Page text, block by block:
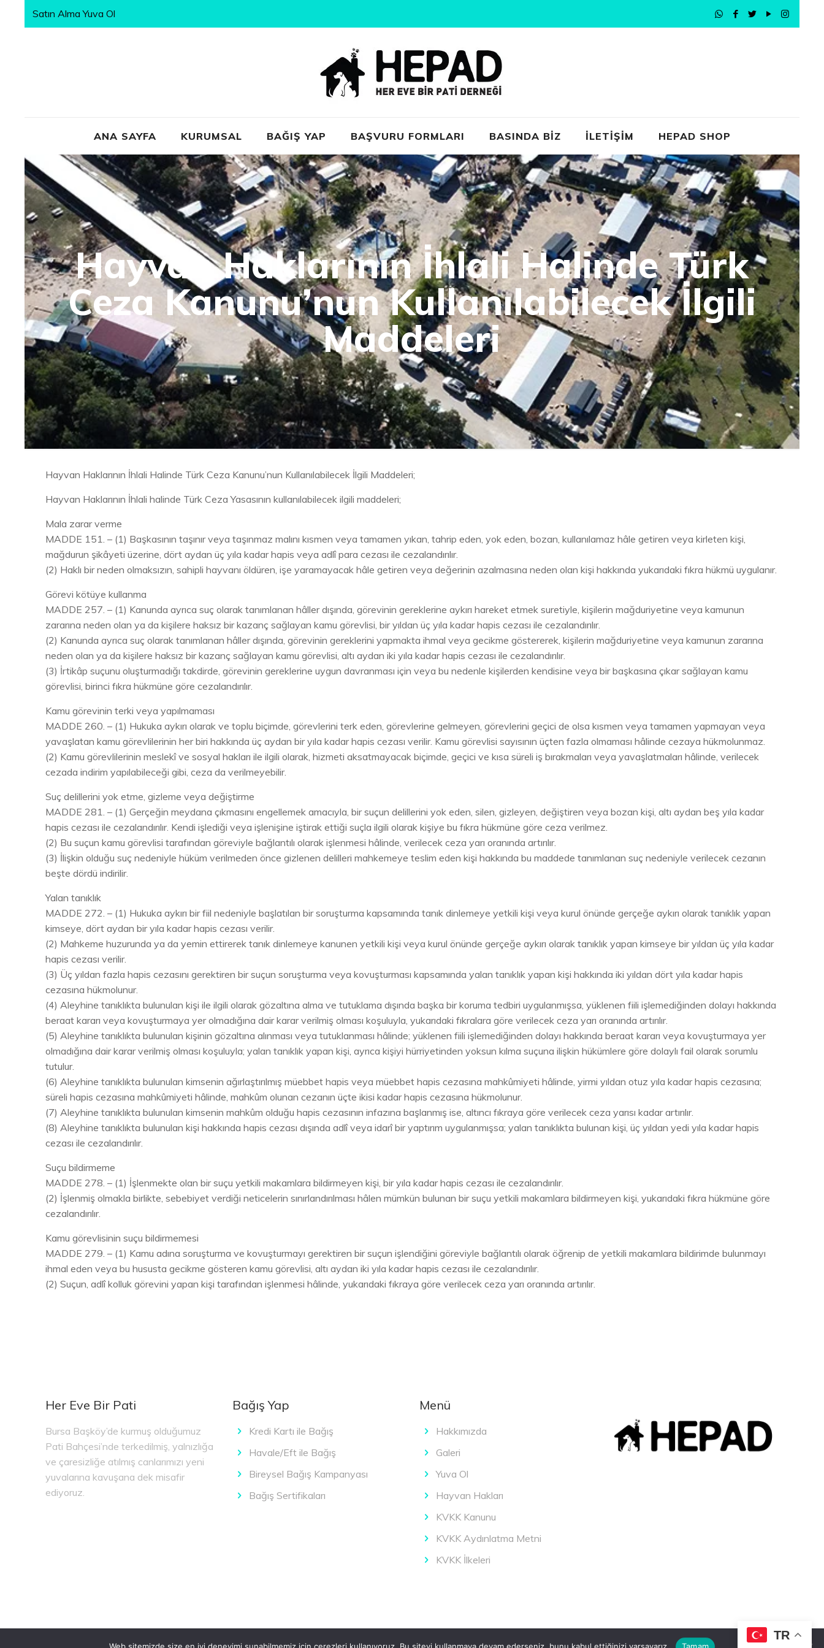
Satın Alma Yuva Ol
ANA SAYFA KURUMSAL BAĞIŞ YAP BAŞVURU FORMLARI BASINDA BİZ İLETİŞİM HEPAD SHOP
Hayvan Haklarının İhlali Halinde Türk
Ceza Kanunu’nun Kullanılabilecek İlgili
Maddeleri
Hayvan Haklarının İhlali Halinde Türk Ceza Kanunu’nun Kullanılabilecek İlgili Maddeleri;
Hayvan Haklarının İhlali halinde Türk Ceza Yasasının kullanılabilecek ilgili maddeleri;
Mala zarar verme
MADDE 151. – (1) Başkasının taşınır veya taşınmaz malını kısmen veya tamamen yıkan, tahrip eden, yok eden, bozan, kullanılamaz hâle getiren veya kirleten kişi,
mağdurun şikâyeti üzerine, dört aydan üç yıla kadar hapis veya adlî para cezası ile cezalandırılır.
(2) Haklı bir neden olmaksızın, sahipli hayvanı öldüren, işe yaramayacak hâle getiren veya değerinin azalmasına neden olan kişi hakkında yukarıdaki fıkra hükmü uygulanır.
Görevi kötüye kullanma
MADDE 257. – (1) Kanunda ayrıca suç olarak tanımlanan hâller dışında, görevinin gereklerine aykırı hareket etmek suretiyle, kişilerin mağduriyetine veya kamunun
zararına neden olan ya da kişilere haksız bir kazanç sağlayan kamu görevlisi, bir yıldan üç yıla kadar hapis cezası ile cezalandırılır.
(2) Kanunda ayrıca suç olarak tanımlanan hâller dışında, görevinin gereklerini yapmakta ihmal veya gecikme göstererek, kişilerin mağduriyetine veya kamunun zararına
neden olan ya da kişilere haksız bir kazanç sağlayan kamu görevlisi, altı aydan iki yıla kadar hapis cezası ile cezalandırılır.
(3) İrtikâp suçunu oluşturmadığı takdirde, görevinin gereklerine uygun davranması için veya bu nedenle kişilerden kendisine veya bir başkasına çıkar sağlayan kamu
görevlisi, birinci fıkra hükmüne göre cezalandırılır.
Kamu görevinin terki veya yapılmaması
MADDE 260. – (1) Hukuka aykırı olarak ve toplu biçimde, görevlerini terk eden, görevlerine gelmeyen, görevlerini geçici de olsa kısmen veya tamamen yapmayan veya
yavaşlatan kamu görevlilerinin her biri hakkında üç aydan bir yıla kadar hapis cezası verilir. Kamu görevlisi sayısının üçten fazla olmaması hâlinde cezaya hükmolunmaz.
(2) Kamu görevlilerinin meslekî ve sosyal hakları ile ilgili olarak, hizmeti aksatmayacak biçimde, geçici ve kısa süreli iş bırakmaları veya yavaşlatmaları hâlinde, verilecek
cezada indirim yapılabileceği gibi, ceza da verilmeyebilir.
Suç delillerini yok etme, gizleme veya değiştirme
MADDE 281. – (1) Gerçeğin meydana çıkmasını engellemek amacıyla, bir suçun delillerini yok eden, silen, gizleyen, değiştiren veya bozan kişi, altı aydan beş yıla kadar
hapis cezası ile cezalandırılır. Kendi işlediği veya işlenişine iştirak ettiği suçla ilgili olarak kişiye bu fıkra hükmüne göre ceza verilmez.
(2) Bu suçun kamu görevlisi tarafından göreviyle bağlantılı olarak işlenmesi hâlinde, verilecek ceza yarı oranında artırılır.
(3) İlişkin olduğu suç nedeniyle hüküm verilmeden önce gizlenen delilleri mahkemeye teslim eden kişi hakkında bu maddede tanımlanan suç nedeniyle verilecek cezanın
beşte dördü indirilir.
Yalan tanıklık
MADDE 272. – (1) Hukuka aykırı bir fiil nedeniyle başlatılan bir soruşturma kapsamında tanık dinlemeye yetkili kişi veya kurul önünde gerçeğe aykırı olarak tanıklık yapan
kimseye, dört aydan bir yıla kadar hapis cezası verilir.
(2) Mahkeme huzurunda ya da yemin ettirerek tanık dinlemeye kanunen yetkili kişi veya kurul önünde gerçeğe aykırı olarak tanıklık yapan kimseye bir yıldan üç yıla kadar
hapis cezası verilir.
(3) Üç yıldan fazla hapis cezasını gerektiren bir suçun soruşturma veya kovuşturması kapsamında yalan tanıklık yapan kişi hakkında iki yıldan dört yıla kadar hapis
cezasına hükmolunur.
(4) Aleyhine tanıklıkta bulunulan kişi ile ilgili olarak gözaltına alma ve tutuklama dışında başka bir koruma tedbiri uygulanmışsa, yüklenen fiili işlemediğinden dolayı hakkında
beraat kararı veya kovuşturmaya yer olmadığına dair karar verilmiş olması koşuluyla, yukarıdaki fıkralara göre verilecek ceza yarı oranında artırılır.
(5) Aleyhine tanıklıkta bulunulan kişinin gözaltına alınması veya tutuklanması hâlinde; yüklenen fiili işlemediğinden dolayı hakkında beraat kararı veya kovuşturmaya yer
olmadığına dair karar verilmiş olması koşuluyla; yalan tanıklık yapan kişi, ayrıca kişiyi hürriyetinden yoksun kılma suçuna ilişkin hükümlere göre dolaylı fail olarak sorumlu
tutulur.
(6) Aleyhine tanıklıkta bulunulan kimsenin ağırlaştırılmış müebbet hapis veya müebbet hapis cezasına mahkûmiyeti hâlinde, yirmi yıldan otuz yıla kadar hapis cezasına;
süreli hapis cezasına mahkûmiyeti hâlinde, mahkûm olunan cezanın üçte ikisi kadar hapis cezasına hükmolunur.
(7) Aleyhine tanıklıkta bulunulan kimsenin mahkûm olduğu hapis cezasının infazına başlanmış ise, altıncı fıkraya göre verilecek ceza yarısı kadar artırılır.
(8) Aleyhine tanıklıkta bulunulan kişi hakkında hapis cezası dışında adlî veya idarî bir yaptırım uygulanmışsa; yalan tanıklıkta bulunan kişi, üç yıldan yedi yıla kadar hapis
cezası ile cezalandırılır.
Suçu bildirmeme
MADDE 278. – (1) İşlenmekte olan bir suçu yetkili makamlara bildirmeyen kişi, bir yıla kadar hapis cezası ile cezalandırılır.
(2) İşlenmiş olmakla birlikte, sebebiyet verdiği neticelerin sınırlandırılması hâlen mümkün bulunan bir suçu yetkili makamlara bildirmeyen kişi, yukarıdaki fıkra hükmüne göre
cezalandırılır.
Kamu görevlisinin suçu bildirmemesi
MADDE 279. – (1) Kamu adına soruşturma ve kovuşturmayı gerektiren bir suçun işlendiğini göreviyle bağlantılı olarak öğrenip de yetkili makamlara bildirimde bulunmayı
ihmal eden veya bu hususta gecikme gösteren kamu görevlisi, altı aydan iki yıla kadar hapis cezası ile cezalandırılır.
(2) Suçun, adlî kolluk görevini yapan kişi tarafından işlenmesi hâlinde, yukarıdaki fıkraya göre verilecek ceza yarı oranında artırılır.
Her Eve Bir Pati
Bursa Başköy’de kurmuş olduğumuz
Pati Bahçesi’nde terkedilmiş, yalnızlığa
ve çaresizliğe atılmış canlarımızı yeni
yuvalarına kavuşana dek misafir
ediyoruz.
Bağış Yap
Kredi Kartı ile Bağış
Havale/Eft ile Bağış
Bireysel Bağış Kampanyası
Bağış Sertifikaları
Menü
Hakkımızda
Galeri
Yuva Ol
Hayvan Hakları
KVKK Kanunu
KVKK Aydınlatma Metni
KVKK İlkeleri
© 2025 HER EVE BİR PATİ DERNEĞİ | Powered By Crayon Dijital TR